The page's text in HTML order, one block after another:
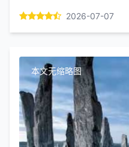
称、...
2026-07-07
本文无缩略图